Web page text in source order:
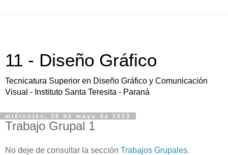
11 - Diseño Gráfico
Tecnicatura Superior en Diseño Gráfico y Comunicación
Visual - Instituto Santa Teresita - Paraná
miércoles, 29 de mayo de 2013
Trabajo Grupal 1
No deje de consultar la sección Trabajos Grupales.